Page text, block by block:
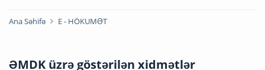
Ana Səhifə E - HÖKUMƏT
ƏMDK üzrə göstərilən xidmətlər